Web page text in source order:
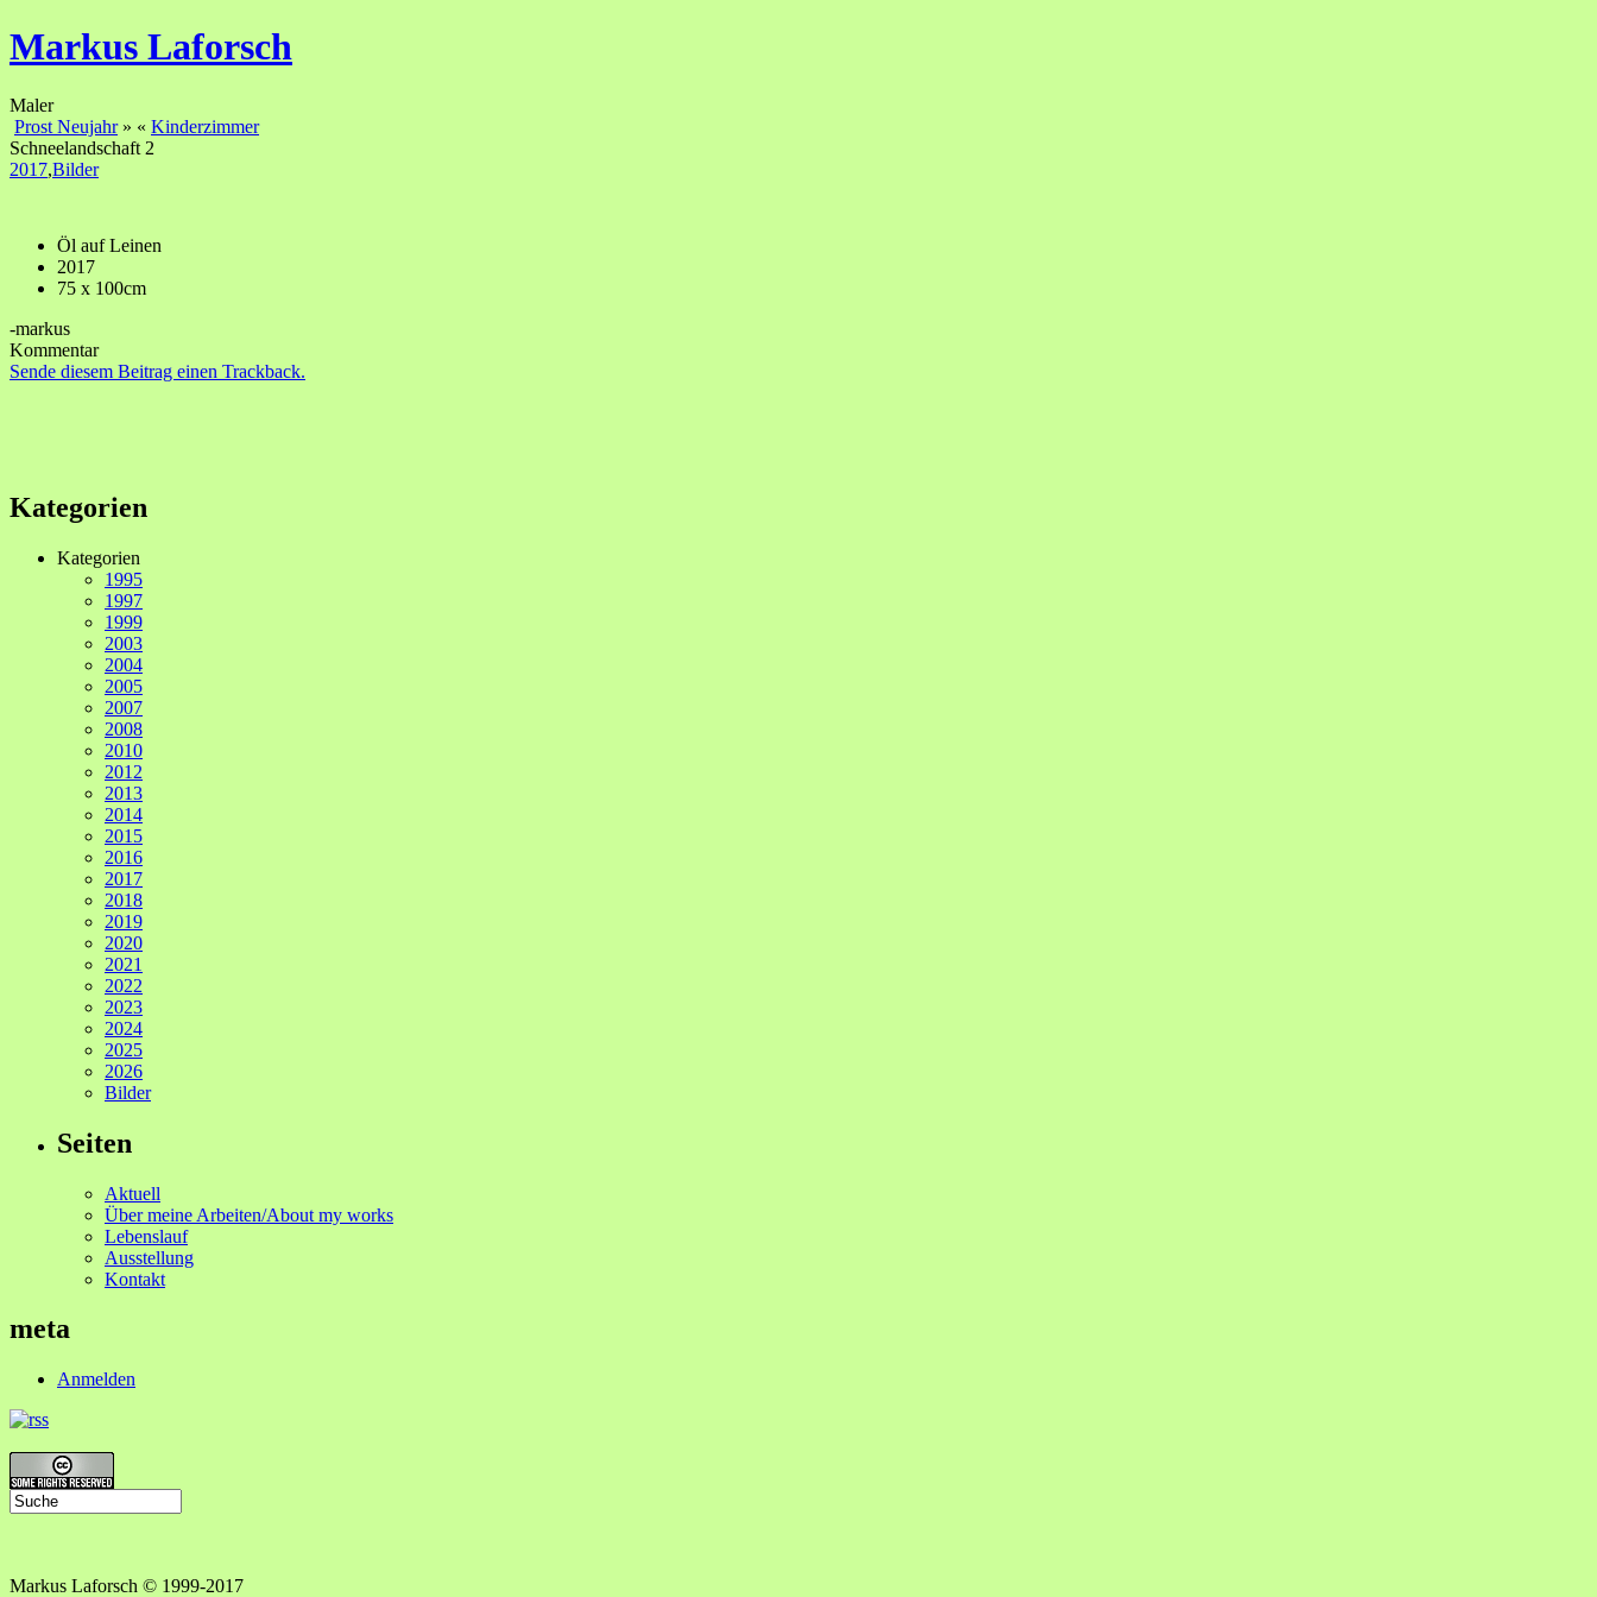
Markus Laforsch
Maler
Prost Neujahr» « Kinderzimmer
Schneelandschaft 2
2017,Bilder
Öl auf Leinen
2017
75 x 100cm
-markus
Kommentar
Sende diesem Beitrag einen Trackback.
Kategorien
Kategorien
1995
1997
1999
2003
2004
2005
2007
2008
2010
2012
2013
2014
2015
2016
2017
2018
2019
2020
2021
2022
2023
2024
2025
2026
Bilder
Seiten
Aktuell
Über meine Arbeiten/About my works
Lebenslauf
Ausstellung
Kontakt
meta
Anmelden
Markus Laforsch © 1999-2017